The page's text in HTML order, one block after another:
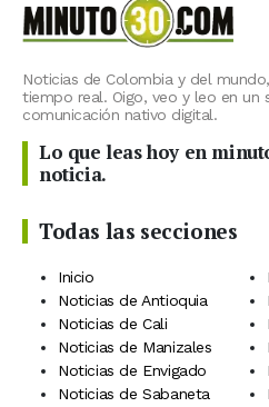
Noticias de Colombia y del
tiempo real. Oigo, veo y leo en un
comunicación nativo digital.
Lo que leas hoy en
noticia.
Todas las secciones
Inicio
Noticias de Antioquia
Noticias de Cali
Noticias de Manizales
Noticias de Envigado
Noticias de Sabaneta